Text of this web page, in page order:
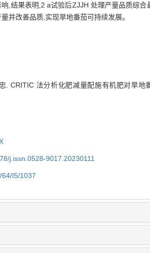
,结果表明,2 a试验后ZJJH 处理产量品质综
并改善品质,实现旱地番茄可持续发展。
CRITIC 法分析化肥减量配施有机肥对旱地
j.issn.0528-9017.20230111
I5/1037